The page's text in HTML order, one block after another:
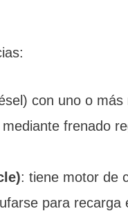
con uno o más
frenado
: tiene motor de
para recarga